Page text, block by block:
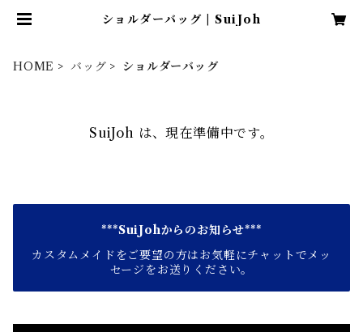
ショルダーバッグ | SuiJoh
HOME バッグ ショルダーバッグ
SuiJoh は、現在準備中です。
***SuiJohからのお知らせ***
カスタムメイドをご要望の方はお気軽にチャットでメッ
セージをお送りください。